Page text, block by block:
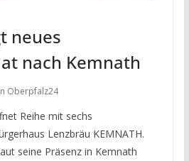
neues
nach Kemnath
Oberpfalz24
Reihe mit sechs
Lenzbräu KEMNATH.
seine Präsenz in Kemnath